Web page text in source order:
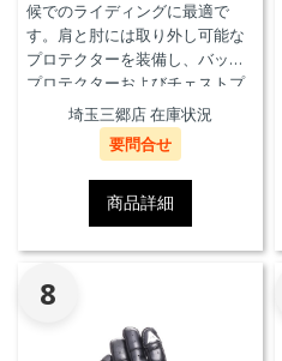
候でのライディングに最適で
す。肩と肘には取り外し可能な
プロテクターを装備し、バック
プロテクターおよびチェストプ
ロテクターにも対応していま
埼玉三郷店 在庫状況
要問合せ
商品詳細
8